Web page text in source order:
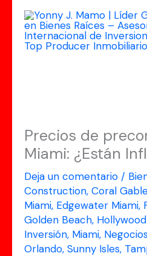
contenido
Precios de
Miami: ¿Están
Deja un comentario /
Construction, Coral
Miami, Edgewater Miami,
Golden Beach,
Inversión, Miami,
Orlando, Sunny Isles,